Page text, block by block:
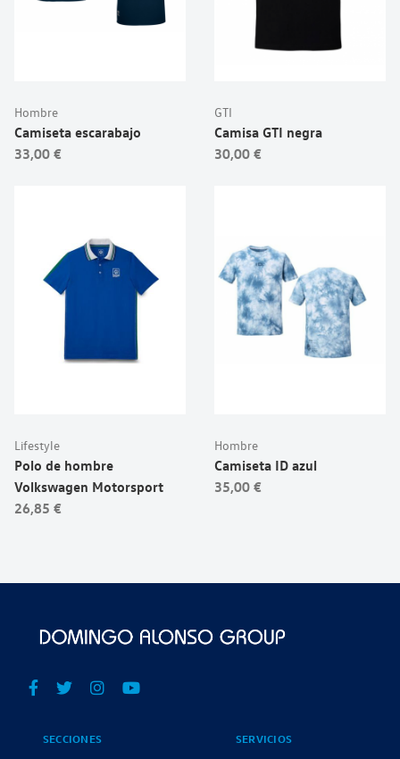
Hombre
Camiseta escarabajo
33,00 €
GTI
Camisa GTI negra
30,00 €
Lifestyle
Polo de hombre
Volkswagen Motorsport
26,85 €
Hombre
Camiseta ID azul
35,00 €
SECCIONES SERVICIOS